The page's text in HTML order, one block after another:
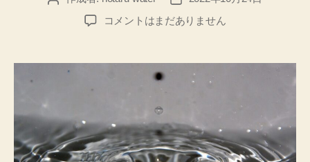
稿
日
人
浄
ォ
ー
タ
コメントはまだありません